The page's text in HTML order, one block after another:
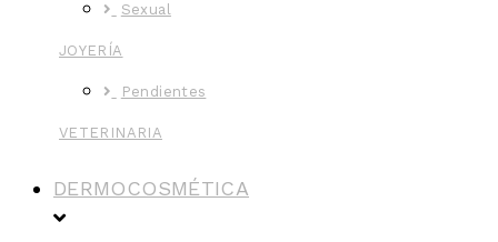
Sexual
JOYERÍA
Pendientes
VETERINARIA
DERMOCOSMÉTICA